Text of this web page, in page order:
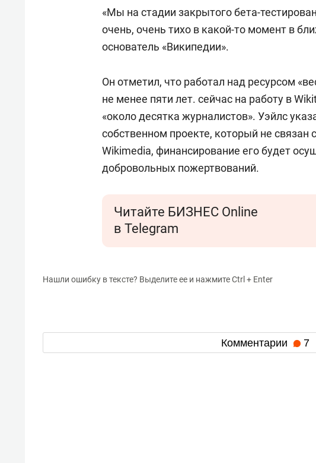
«Мы на стадии закрытого бета-
очень, очень тихо в какой-то момент в
основатель «Википедии».
Он отметил, что работал над ресурсом
не менее пяти лет. сейчас на работу в
«около десятка журналистов». Уэйлс
собственном проекте, который не связан
Wikimedia, финансирование его будет
добровольных пожертвований.
Читайте БИЗНЕС Online
в Telegram
Нашли ошибку в тексте? Выделите ее и нажмите Ctrl + Enter
Комментарии 7